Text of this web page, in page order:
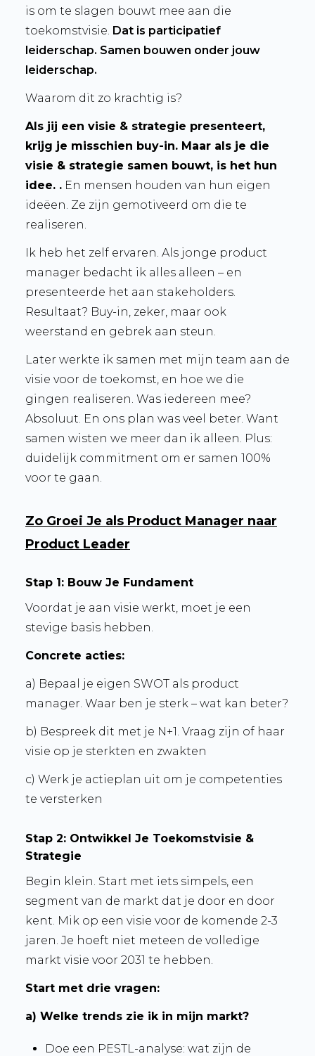
is om te slagen bouwt mee aan die
toekomstvisie. Dat is participatief
leiderschap. Samen bouwen onder jouw
leiderschap.
Waarom dit zo krachtig is?
Als jij een visie & strategie presenteert,
krijg je misschien buy-in. Maar als je die
visie & strategie samen bouwt, is het hun
idee. . En mensen houden van hun eigen
ideëen. Ze zijn gemotiveerd om die te
realiseren.
Ik heb het zelf ervaren. Als jonge product
manager bedacht ik alles alleen – en
presenteerde het aan stakeholders.
Resultaat? Buy-in, zeker, maar ook
weerstand en gebrek aan steun.
Later werkte ik samen met mijn team aan de
visie voor de toekomst, en hoe we die
gingen realiseren. Was iedereen mee?
Absoluut. En ons plan was veel beter. Want
samen wisten we meer dan ik alleen. Plus:
duidelijk commitment om er samen 100%
voor te gaan.
Zo Groei Je als Product Manager naar
Product Leader
Stap 1: Bouw Je Fundament
Voordat je aan visie werkt, moet je een
stevige basis hebben.
Concrete acties:
a) Bepaal je eigen SWOT als product
manager. Waar ben je sterk – wat kan beter?
b) Bespreek dit met je N+1. Vraag zijn of haar
visie op je sterkten en zwakten
c) Werk je actieplan uit om je competenties
te versterken
Stap 2: Ontwikkel Je Toekomstvisie &
Strategie
Begin klein. Start met iets simpels, een
segment van de markt dat je door en door
kent. Mik op een visie voor de komende 2-3
jaren. Je hoeft niet meteen de volledige
markt visie voor 2031 te hebben.
Start met drie vragen:
a) Welke trends zie ik in mijn markt?
Doe een PESTL-analyse: wat zijn de